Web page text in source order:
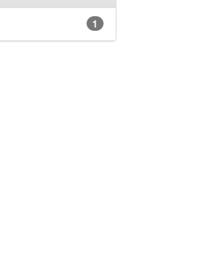
1